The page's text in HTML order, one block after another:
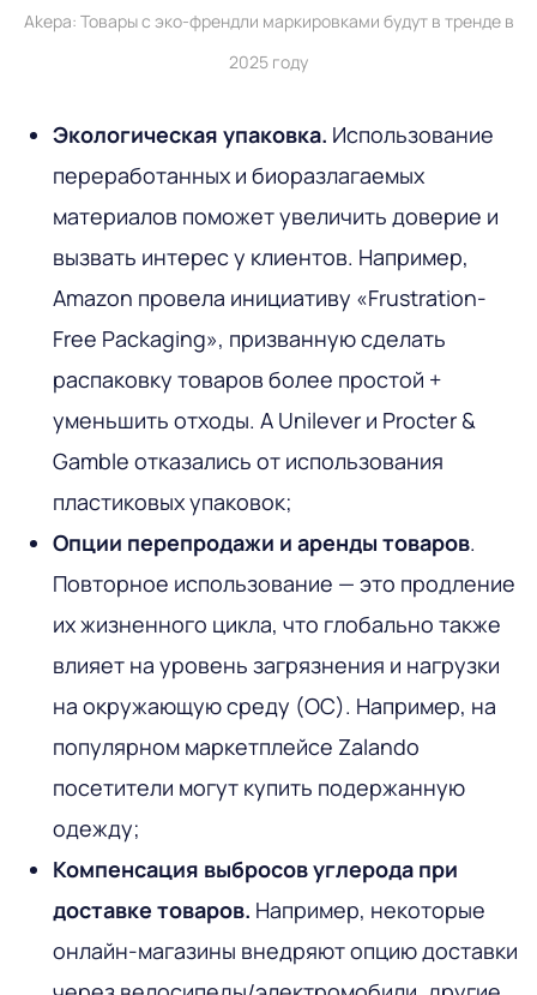
Akepa: Товары с эко-френдли маркировками будут в тренде в
2025 году
Экологическая упаковка. Использование
переработанных и биоразлагаемых
материалов поможет увеличить доверие и
вызвать интерес у клиентов. Например,
Amazon провела инициативу «Frustration-
Free Packaging», призванную сделать
распаковку товаров более простой +
уменьшить отходы. А Unilever и Procter &
Gamble отказались от использования
пластиковых упаковок;
Опции перепродажи и аренды товаров.
Повторное использование — это продление
их жизненного цикла, что глобально также
влияет на уровень загрязнения и нагрузки
на окружающую среду (ОС). Например, на
популярном маркетплейсе Zalando
посетители могут купить подержанную
одежду;
Компенсация выбросов углерода при
доставке товаров. Например, некоторые
онлайн-магазины внедряют опцию доставки